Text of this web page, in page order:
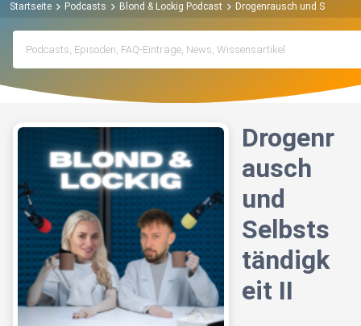
Startseite Podcasts Blond & Lockig Podcast Drogenrausch und
Drogenr
ausch
und
Selbsts
tändigk
eit II